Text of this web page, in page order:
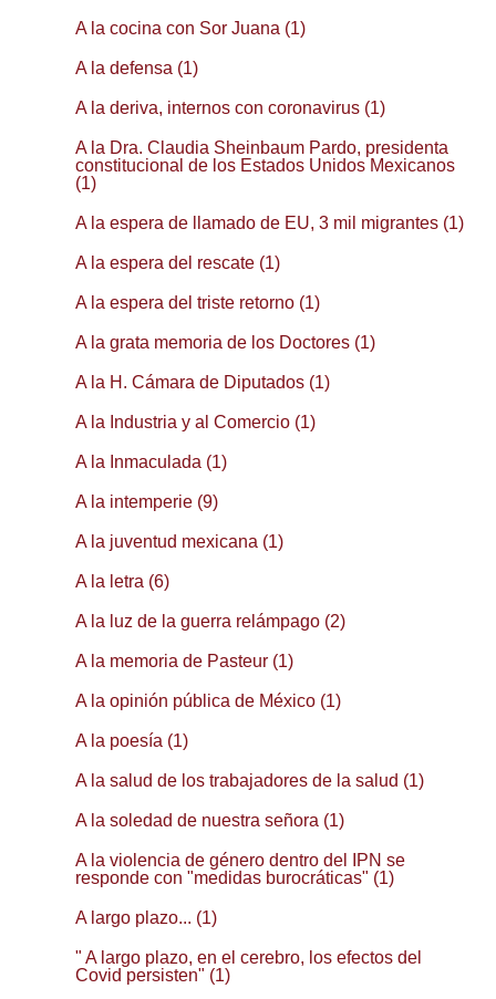
A la cocina con Sor Juana (1)
A la defensa (1)
A la deriva, internos con coronavirus (1)
A la Dra. Claudia Sheinbaum Pardo, presidenta
constitucional de los Estados Unidos Mexicanos
(1)
A la espera de llamado de EU, 3 mil migrantes (1)
A la espera del rescate (1)
A la espera del triste retorno (1)
A la grata memoria de los Doctores (1)
A la H. Cámara de Diputados (1)
A la Industria y al Comercio (1)
A la Inmaculada (1)
A la intemperie (9)
A la juventud mexicana (1)
A la letra (6)
A la luz de la guerra relámpago (2)
A la memoria de Pasteur (1)
A la opinión pública de México (1)
A la poesía (1)
A la salud de los trabajadores de la salud (1)
A la soledad de nuestra señora (1)
A la violencia de género dentro del IPN se
responde con "medidas burocráticas" (1)
A largo plazo... (1)
" A largo plazo, en el cerebro, los efectos del
Covid persisten" (1)